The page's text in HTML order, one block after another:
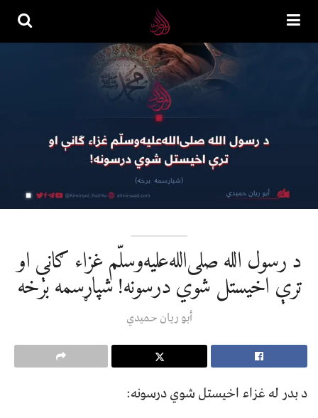
د رسول الله صلی‌الله‌علیه‌وسلّم غزاء ګانې او
ترې اخیستل شوي درسونه! شپاړسمه برخه
أبو ریان حمیدي
د بدر له غزاء اخیستل شوي درسونه: